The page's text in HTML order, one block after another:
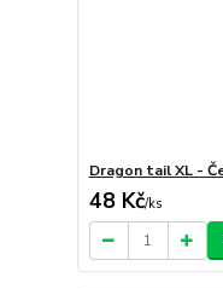
Dragon tail XL -
48 Kč/ks